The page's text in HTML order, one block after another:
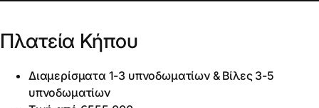
Πλατεία Κήπου
Διαμερίσματα 1-3 υπνοδωματίων & Βίλες 3-5
υπνοδωματίων